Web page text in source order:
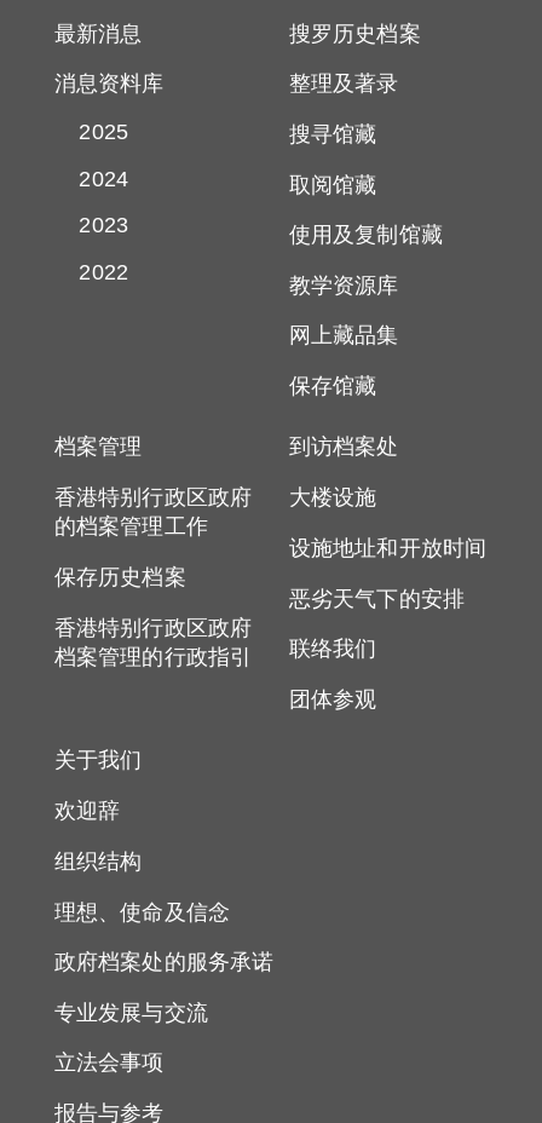
最新消息
消息资料库
2025
2024
2023
2022
搜罗历史档案
整理及著录
搜寻馆藏
取阅馆藏
使用及复制馆藏
教学资源库
网上藏品集
保存馆藏
档案管理
香港特别行政区政府
的档案管理工作
保存历史档案
香港特别行政区政府
档案管理的行政指引
到访档案处
大楼设施
设施地址和开放时间
恶劣天气下的安排
联络我们
团体参观
关于我们
欢迎辞
组织结构
理想、使命及信念
政府档案处的服务承诺
专业发展与交流
立法会事项
报告与参考